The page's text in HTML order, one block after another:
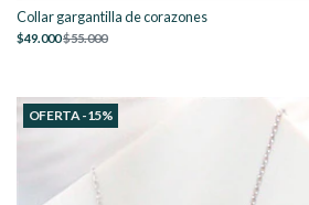
Collar gargantilla de corazones
$49.000$55.000
OFERTA -15%